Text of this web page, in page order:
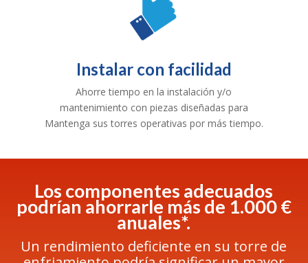
Instalar con facilidad
Ahorre tiempo en la instalación y/o
mantenimiento con piezas diseñadas para
Mantenga sus torres operativas por más tiempo.
Los componentes adecuados
podrían ahorrarle más de 1.000 €
anuales*.
Un rendimiento deficiente en su torre de